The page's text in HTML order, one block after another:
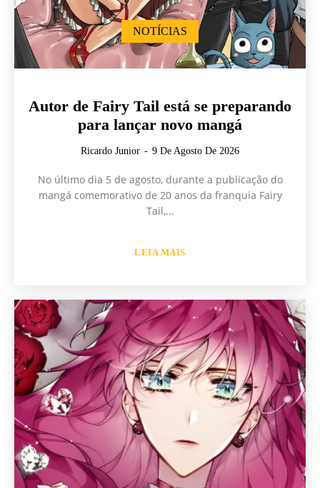
NOTÍCIAS
Autor de Fairy Tail está se preparando
para lançar novo mangá
Ricardo Junior - 9 De Agosto De 2026
No último dia 5 de agosto, durante a publicação do
mangá comemorativo de 20 anos da franquia Fairy
Tail,...
LEIA MAIS